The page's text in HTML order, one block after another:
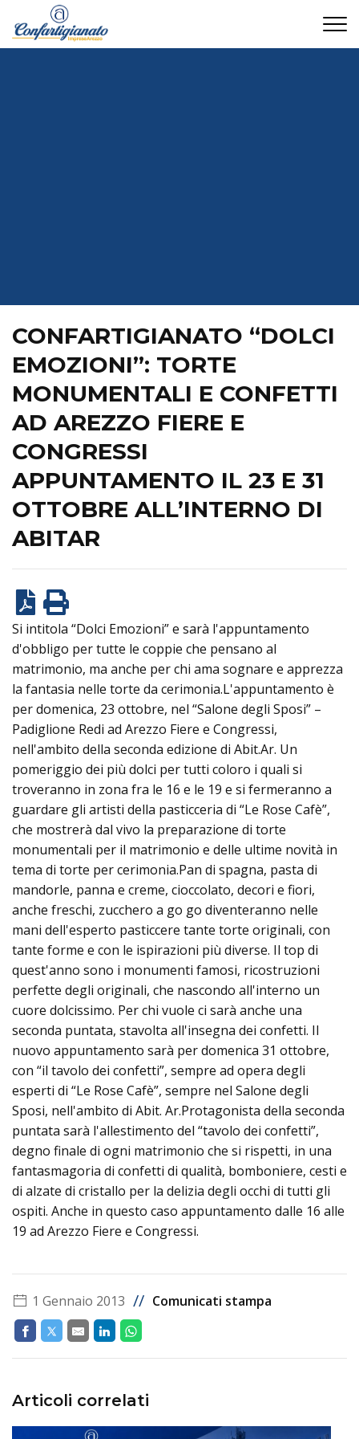
CONFARTIGIANATO “DOLCI
EMOZIONI”: TORTE
MONUMENTALI E CONFETTI
AD AREZZO FIERE E
CONGRESSI
APPUNTAMENTO IL 23 E 31
OTTOBRE ALL’INTERNO DI
ABITAR
Si intitola “Dolci Emozioni” e sarà l'appuntamento
d'obbligo per tutte le coppie che pensano al
matrimonio, ma anche per chi ama sognare e apprezza
la fantasia nelle torte da cerimonia.L'appuntamento è
per domenica, 23 ottobre, nel “Salone degli Sposi” –
Padiglione Redi ad Arezzo Fiere e Congressi,
nell'ambito della seconda edizione di Abit.Ar. Un
pomeriggio dei più dolci per tutti coloro i quali si
troveranno in zona fra le 16 e le 19 e si fermeranno a
guardare gli artisti della pasticceria di “Le Rose Cafè”,
che mostrerà dal vivo la preparazione di torte
monumentali per il matrimonio e delle ultime novità in
tema di torte per cerimonia.Pan di spagna, pasta di
mandorle, panna e creme, cioccolato, decori e fiori,
anche freschi, zucchero a go go diventeranno nelle
mani dell'esperto pasticcere tante torte originali, con
tante forme e con le ispirazioni più diverse. Il top di
quest'anno sono i monumenti famosi, ricostruzioni
perfette degli originali, che nascondo all'interno un
cuore dolcissimo. Per chi vuole ci sarà anche una
seconda puntata, stavolta all'insegna dei confetti. Il
nuovo appuntamento sarà per domenica 31 ottobre,
con “il tavolo dei confetti”, sempre ad opera degli
esperti di “Le Rose Cafè”, sempre nel Salone degli
Sposi, nell'ambito di Abit. Ar.Protagonista della seconda
puntata sarà l'allestimento del “tavolo dei confetti”,
degno finale di ogni matrimonio che si rispetti, in una
fantasmagoria di confetti di qualità, bomboniere, cesti e
di alzate di cristallo per la delizia degli occhi di tutti gli
ospiti. Anche in questo caso appuntamento dalle 16 alle
19 ad Arezzo Fiere e Congressi.
1 Gennaio 2013 // Comunicati stampa
Articoli correlati